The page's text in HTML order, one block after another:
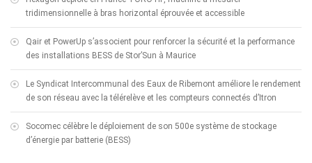
tridimensionnelle à bras horizontal éprouvée et accessible
Qair et PowerUp s’associent pour renforcer la sécurité et la performance
des installations BESS de Stor’Sun à Maurice
Le Syndicat Intercommunal des Eaux de Ribemont améliore le rendement
de son réseau avec la télérelève et les compteurs connectés d’Itron
Socomec célèbre le déploiement de son 500e système de stockage
d’énergie par batterie (BESS)